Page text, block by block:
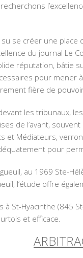
se créer une
du journal Le
réputation, bâtie
pour
fière de
les tribunaux,
de l’avant,
et Médiateurs,
pour
au 1969 Ste-
l’étude offre
St-Hyacinthe (845
et efficace.